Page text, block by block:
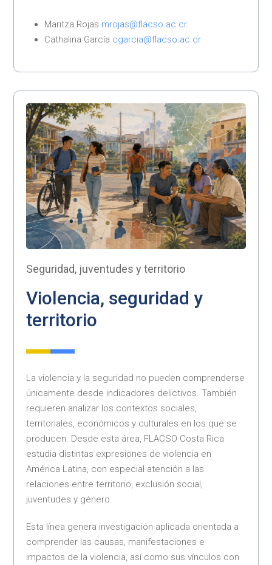
Maritza Rojas mrojas@flacso.ac.cr
Cathalina García cgarcia@flacso.ac.cr
Seguridad, juventudes y territorio
Violencia, seguridad y
territorio
La violencia y la seguridad no pueden comprenderse
únicamente desde indicadores delictivos. También
requieren analizar los contextos sociales,
territoriales, económicos y culturales en los que se
producen. Desde esta área, FLACSO Costa Rica
estudia distintas expresiones de violencia en
América Latina, con especial atención a las
relaciones entre territorio, exclusión social,
juventudes y género.
Esta línea genera investigación aplicada orientada a
comprender las causas, manifestaciones e
impactos de la violencia, así como sus vínculos con